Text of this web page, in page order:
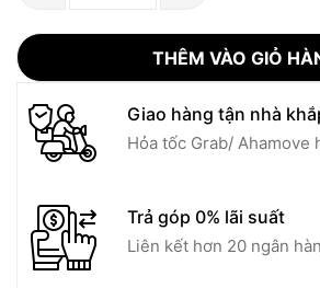
THÊM VÀO GIỎ
Giao hàng tận nhà
Hỏa tốc Grab/ Ahamove
Trả góp 0% lãi suất
Liên kết hơn 20 ngân